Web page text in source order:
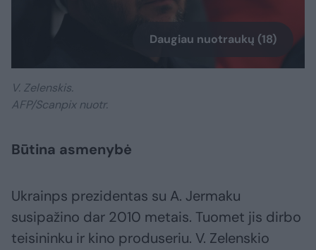
Daugiau nuotraukų (18)
V. Zelenskis.
AFP/Scanpix nuotr.
Būtina asmenybė
Ukrainps prezidentas su A. Jermaku
susipažino dar 2010 metais. Tuomet jis dirbo
teisininku ir kino produseriu. V. Zelenskio